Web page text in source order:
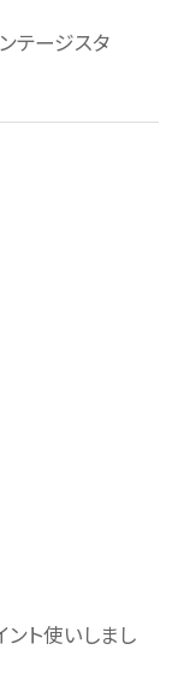
テージスタ
ト使いしまし